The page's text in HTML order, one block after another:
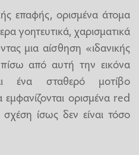
επαφής, ορισμένα άτομα
γοητευτικά, χαρισματικά
μια αίσθηση «ιδανικής
από αυτή την εικόνα
ένα σταθερό μοτίβο
ορισμένα red
ίσως δεν είναι τόσο